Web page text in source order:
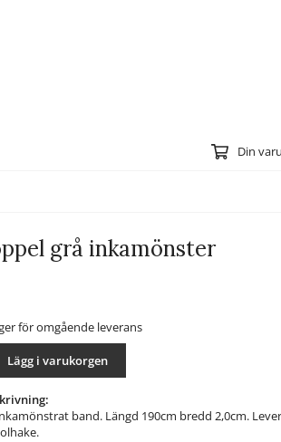
Din
grå inkamönster
för omgående leverans
Lägg i varukorgen
band. Längd 190cm bredd 2,0cm.